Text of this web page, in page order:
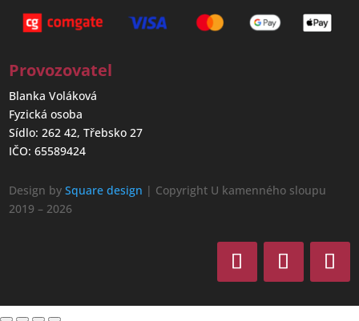
Provozovatel
Blanka Voláková
Fyzická osoba
Sídlo: 262 42, Třebsko 27
IČO: 65589424
Design bySquare design | Copyright U kamenného sloupu
2019 – 2026